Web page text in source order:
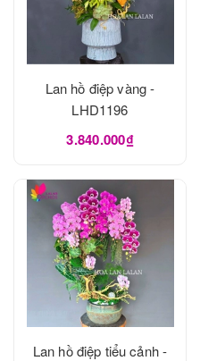
Lan hồ điệp vàng -
LHD1196
3.840.000₫
Lan hồ điệp tiểu cảnh -